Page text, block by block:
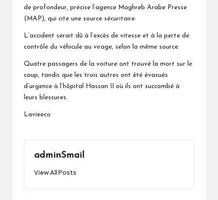
de profondeur, précise l’agence Maghreb Arabe Presse
(MAP), qui cite une source sécuritaire.
L’accident serait dû à l’excès de vitesse et à la perte de
contrôle du véhicule au virage, selon la même source.
Quatre passagers de la voiture ont trouvé la mort sur le
coup, tandis que les trois autres ont été évacués
d’urgence à l’hôpital Hassan II où ils ont succombé à
leurs blessures.
Lavieeco
adminSmail
View All Posts